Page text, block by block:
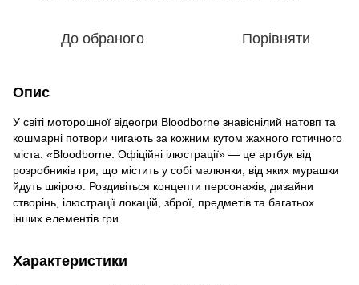
До обраного Порівняти
Опис
У світі моторошної відеогри Bloodborne знавіснілий натовп та
кошмарні потвори чигають за кожним кутом жахного готичного
міста. «Bloodborne: Офіційні ілюстрації» — це артбук від
розробників гри, що містить у собі малюнки, від яких мурашки
йдуть шкірою. Роздивіться концепти персонажів, дизайни
створінь, ілюстрації локацій, зброї, предметів та багатьох
інших елементів гри.
Характеристики